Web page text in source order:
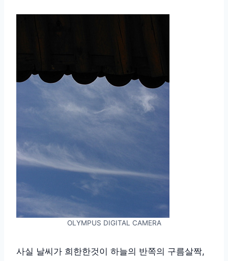
OLYMPUS DIGITAL CAMERA
사실 날씨가 희한한것이 하늘의 반쪽의 구름살짝,